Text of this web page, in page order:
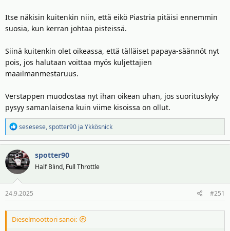
Itse näkisin kuitenkin niin, että eikö Piastria pitäisi ennemmin
suosia, kun kerran johtaa pisteissä.
Siinä kuitenkin olet oikeassa, että tälläiset papaya-säännöt nyt
pois, jos halutaan voittaa myös kuljettajien
maailmanmestaruus.
Verstappen muodostaa nyt ihan oikean uhan, jos suorituskyky
pysyy samanlaisena kuin viime kisoissa on ollut.
R
e
a
k
t
i
o
t
sesesese,spotter90 ja Ykkösnick
spotter90
Half Blind, Full Throttle
24.9.2025 #251
Dieselmoottori sanoi: